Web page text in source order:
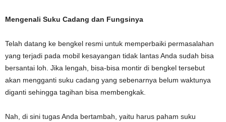
Mengenali Suku Cadang dan Fungsinya
Telah datang ke bengkel resmi untuk memperbaiki permasalahan
yang terjadi pada mobil kesayangan tidak lantas Anda sudah bisa
bersantai loh. Jika lengah, bisa-bisa montir di bengkel tersebut
akan mengganti suku cadang yang sebenarnya belum waktunya
diganti sehingga tagihan bisa membengkak.
Nah, di sini tugas Anda bertambah, yaitu harus paham suku